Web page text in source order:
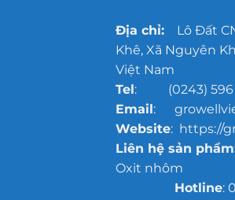
Địa chỉ:Lô Đất
Khê, Xã Nguyên
Việt Nam
Tel: (0243) 596
Email:
Website: https://
Liên hệ sản
Oxit nhôm
Hotline: